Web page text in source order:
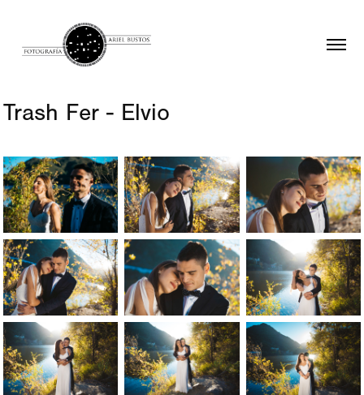
Trash Fer - Elvio